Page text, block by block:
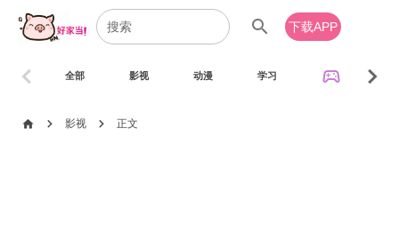
search 下载APP
全部 影视 动漫 学习 sports_esports
chevron_left chevron_right
home chevron_right 影视 chevron_right 正文